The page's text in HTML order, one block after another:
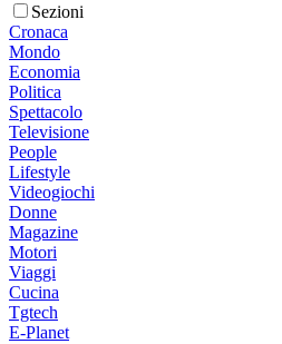
Sezioni
Cronaca
Mondo
Economia
Politica
Spettacolo
Televisione
People
Lifestyle
Videogiochi
Donne
Magazine
Motori
Viaggi
Cucina
Tgtech
E-Planet